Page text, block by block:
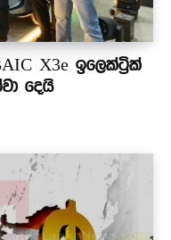
X3e ඉලෙක්ට්‍රික්
දෙයි